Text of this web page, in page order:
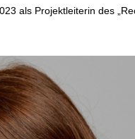
als Projektleiterin des